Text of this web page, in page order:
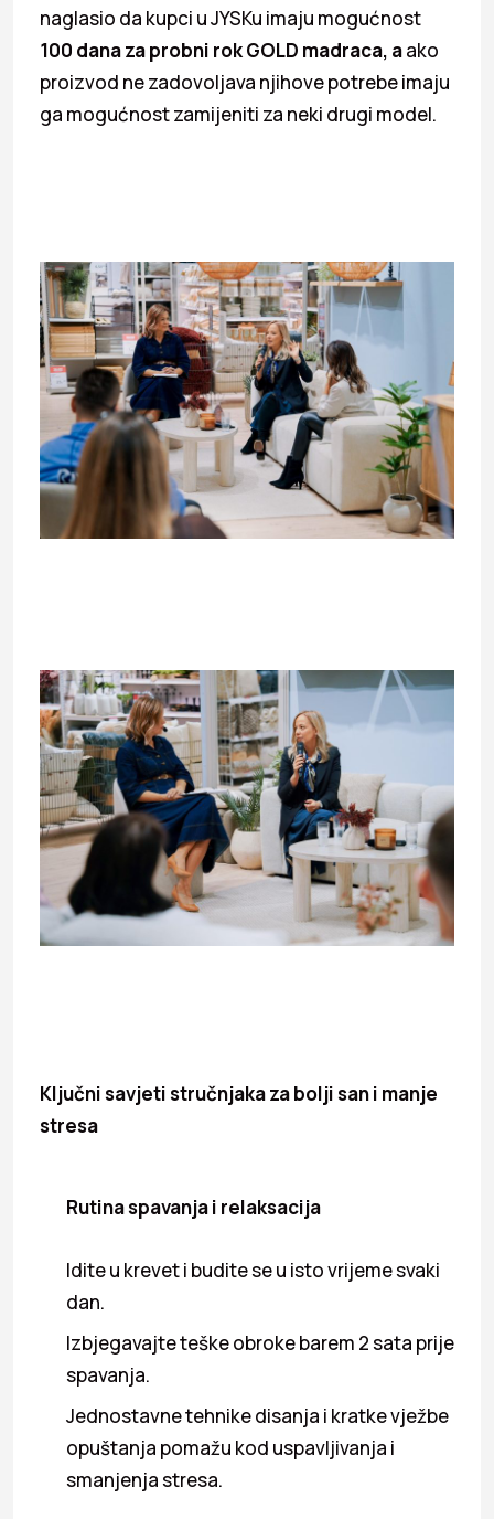
naglasio da kupci u JYSKu imaju mogućnost
100 dana za probni rok GOLD madraca, aako
proizvod ne zadovoljava njihove potrebe imaju
ga mogućnost zamijeniti za neki drugi model.
Ključni savjeti stručnjaka za bolji san i manje
stresa
Rutina spavanja i relaksacija
Idite u krevet i budite se u isto vrijeme svaki
dan.
Izbjegavajte teške obroke barem 2 sata prije
spavanja.
Jednostavne tehnike disanja i kratke vježbe
opuštanja pomažu kod uspavljivanja i
smanjenja stresa.